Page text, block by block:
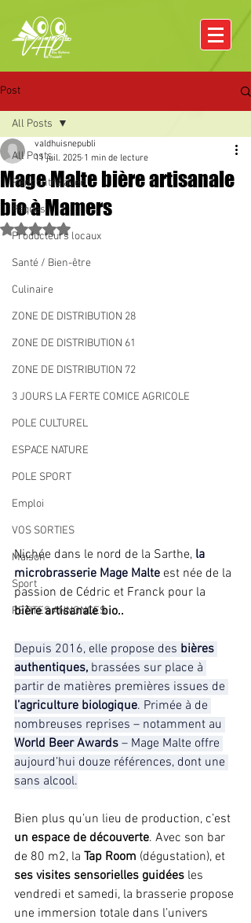
Post
All Posts
Rencontre avec
Pâques
Producteurs locaux
Santé / Bien-être
Culinaire
ZONE DE DISTRIBUTION 28
ZONE DE DISTRIBUTION 61
ZONE DE DISTRIBUTION 72
3 JOURS LA FERTE COMICE AGRICOLE
POLE CULTUREL
ESPACE NATURE
POLE SPORT
Emploi
VOS SORTIES
Maison
Sport
PETITES ANNONCES
All Posts
Mage Malte bière artisanale
bio à Mamers
valdhuisnepubli
11 juil. 2025 1 min de lecture
Noté NaN étoiles sur 5.
Nichée dans le nord de la Sarthe, la
microbrasserie Mage Malte est née de la
passion de Cédric et Franck pour la
bière artisanale bio..
Depuis 2016, elle propose des bières
authentiques, brassées sur place à
partir de matières premières issues de
l’agriculture biologique. Primée à de
nombreuses reprises – notamment au
World Beer Awards – Mage Malte offre
aujourd’hui douze références, dont une
sans alcool.
Bien plus qu’un lieu de production, c’est
un espace de découverte. Avec son bar
de 80 m2, la Tap Room (dégustation), et
ses visites sensorielles guidées les
vendredi et samedi, la brasserie propose
une immersion totale dans l’univers